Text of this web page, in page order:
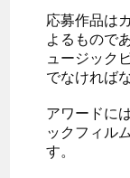
応募作品は
よるもので
ュージック
でなければ
アワードに
ックフィル
す。